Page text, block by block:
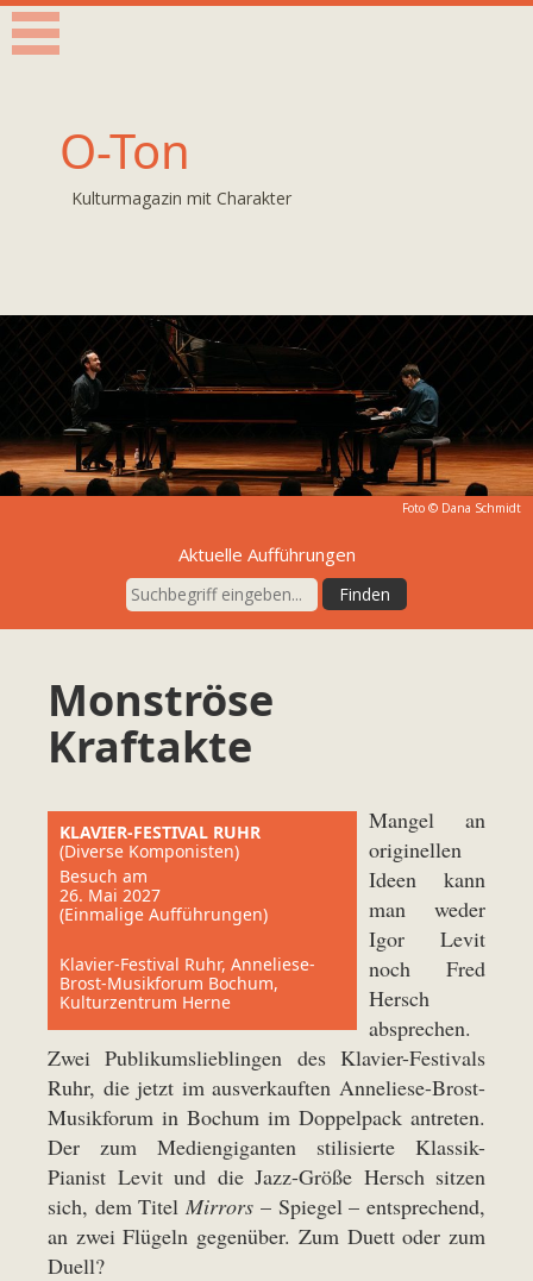
O-Ton
Kulturmagazin mit Charakter
Foto © Dana Schmidt
Aktuelle Aufführungen
Monströse
Kraftakte
KLAVIER-FESTIVAL RUHR
(Diverse Komponisten)
Besuch am
26. Mai 2027
(Einmalige Aufführungen)
Klavier-Festival Ruhr, Anneliese-
Brost-Musikforum Bochum,
Kulturzentrum Herne
Mangel an
originellen
Ideen kann
man weder
Igor Levit
noch Fred
Hersch
absprechen.
Zwei Publikumslieblingen des Klavier-Festivals
Ruhr, die jetzt im ausverkauften Anneliese-Brost-
Musikforum in Bochum im Doppelpack antreten.
Der zum Mediengiganten stilisierte Klassik-
Pianist Levit und die Jazz-Größe Hersch sitzen
sich, dem Titel Mirrors – Spiegel – entsprechend,
an zwei Flügeln gegenüber. Zum Duett oder zum
Duell?